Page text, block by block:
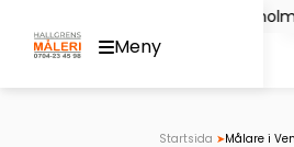
Meny
Måleri i Stockholm
Startsida ➤Målare i